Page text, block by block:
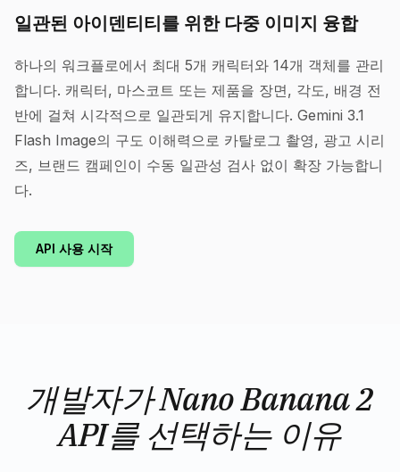
일관된 아이덴티티를 위한 다중 이미지 융합
하나의 워크플로에서 최대 5개 캐릭터와 14개 객체를 관리
합니다. 캐릭터, 마스코트 또는 제품을 장면, 각도, 배경 전
반에 걸쳐 시각적으로 일관되게 유지합니다. Gemini 3.1
Flash Image의 구도 이해력으로 카탈로그 촬영, 광고 시리
즈, 브랜드 캠페인이 수동 일관성 검사 없이 확장 가능합니
다.
API 사용 시작
개발자가 Nano Banana 2
API를 선택하는 이유